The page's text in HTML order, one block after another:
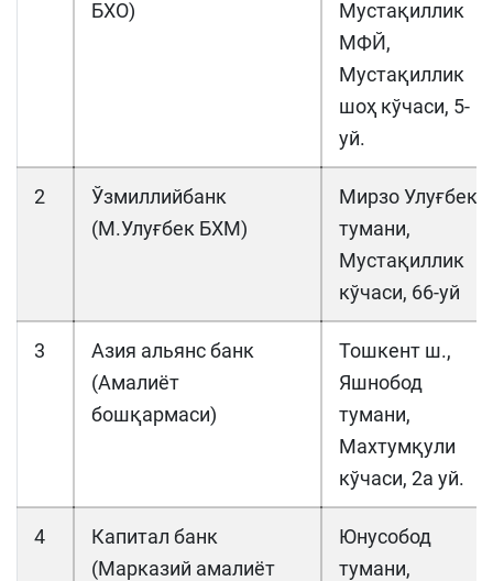
БХО)
Мустақиллик
МФЙ,
Мустақиллик
шоҳ кўчаси, 5-
уй.
2
Ўзмиллийбанк
(М.Улуғбек БХМ)
Мирзо Улуғбек
тумани,
Мустақиллик
кўчаси, 66-уй
3
Азия альянс банк
(Амалиёт
бошқармаси)
Тошкент ш.,
Яшнобод
тумани,
Махтумқули
кўчаси, 2а уй.
4
Капитал банк
(Марказий амалиёт
Юнусобод
тумани,